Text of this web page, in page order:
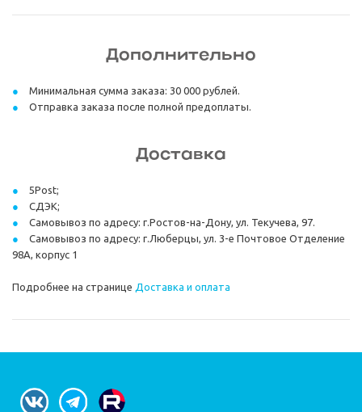
Дополнительно
Минимальная сумма заказа: 30 000 рублей.
Отправка заказа после полной предоплаты.
Доставка
5Post;
СДЭК;
Самовывоз по адресу: г.Ростов-на-Дону, ул. Текучева, 97.
Самовывоз по адресу: г.Люберцы, ул. 3-е Почтовое Отделение
98А, корпус 1
Подробнее на странице Доставка и оплата